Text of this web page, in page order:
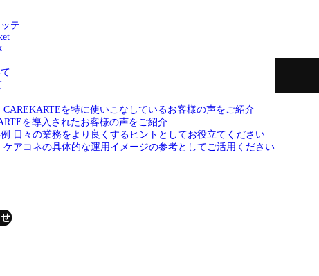
テ
CAREKARTEを特に使いこなしているお客様の声をご紹介
を導入されたお客様の声をご紹介
日々の業務をより良くするヒントとしてお役立てください
ケアコネの具体的な運用イメージの参考としてご活用ください
されました！